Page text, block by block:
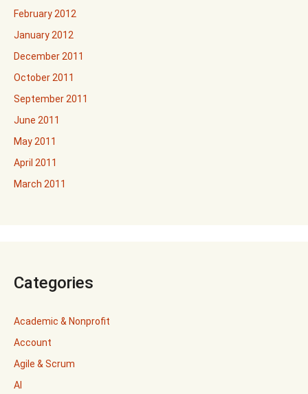
February 2012
January 2012
December 2011
October 2011
September 2011
June 2011
May 2011
April 2011
March 2011
Categories
Academic & Nonprofit
Account
Agile & Scrum
AI